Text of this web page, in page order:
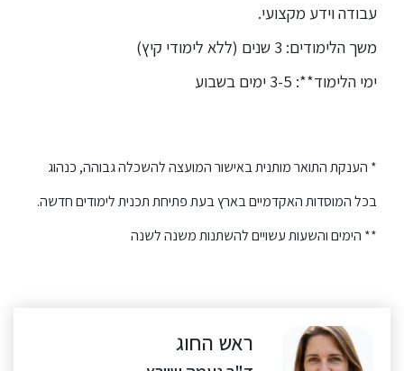
עבודה וידע מקצועי.
משך הלימודים: 3 שנים (ללא לימודי קיץ)
ימי הלימוד**: 3-5 ימים בשבוע
* הענקת התואר מותנית באישור המועצה להשכלה גבוהה, כנהוג
בכל המוסדות האקדמיים בארץ בעת פתיחת תכנית לימודים חדשה.
** הימים והשעות עשויים להשתנות משנה לשנה
ראש החוג